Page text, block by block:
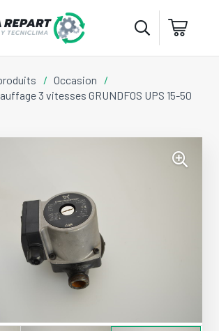
/ Occasion
/
3 vitesses GRUNDFOS UPS 15-50